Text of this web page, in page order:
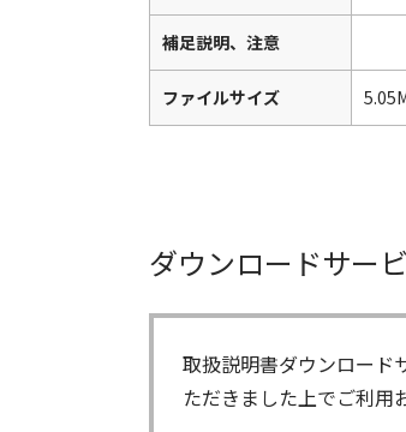
補足説明、注意
ファイルサイズ
ダウンロードサー
取扱説明書ダウンロード
ただきました上でご利用